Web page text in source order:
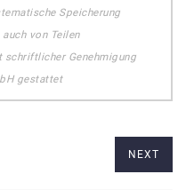
Speicherung
von Teilen
schriftlicher Genehmigung
gestattet
NEXT